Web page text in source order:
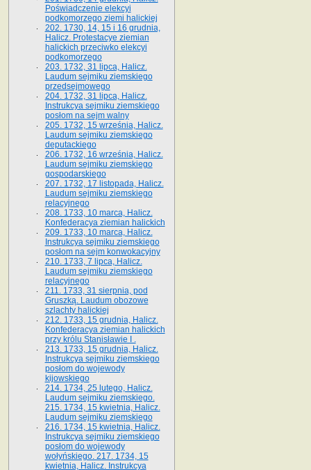
Poświadczenie elekcyi
podkomorzego ziemi halickiej
202. 1730, 14, 15 i 16 grudnia,
Halicz. Protestacye ziemian
halickich przeciwko elekcyi
podkomorzego
203. 1732, 31 lipca, Halicz.
Laudum sejmiku ziemskiego
przedsejmowego
204. 1732, 31 lipca, Halicz.
Instrukcya sejmiku ziemskiego
posłom na sejm walny
205. 1732, 15 września, Halicz.
Laudum sejmiku ziemskiego
deputackiego
206. 1732, 16 września, Halicz.
Laudum sejmiku ziemskiego
gospodarskiego
207. 1732, 17 listopada, Halicz.
Laudum sejmiku ziemskiego
relacyjnego
208. 1733, 10 marca, Halicz.
Konfederacya ziemian halickich­
209. 1733, 10 marca, Halicz.
Instrukcya sejmiku ziemskiego
posłom na sejm konwokacyjny
210. 1733, 7 lipca, Halicz.
Laudum sejmiku ziemskiego
relacyjnego
211. 1733, 31 sierpnia, pod
Gruszką. Laudum obozowe
szlachty halickiej
212. 1733, 15 grudnia, Halicz.
Konfederacya ziemian halickich
przy królu Stanisławie I .
213. 1733, 15 grudnia, Halicz.
Instrukcya sejmiku ziemskiego
posłom do wojewody
kijowskiego
214. 1734, 25 lutego, Halicz.
Laudum sejmiku ziemskiego.
215. 1734, 15 kwietnia, Halicz.
Laudum sejmiku ziemskiego
216. 1734, 15 kwietnia, Halicz.
Instrukcya sejmiku ziemskiego
posłom do wojewody
wołyńskiego. 217. 1734, 15
kwietnia, Halicz. Instrukcya